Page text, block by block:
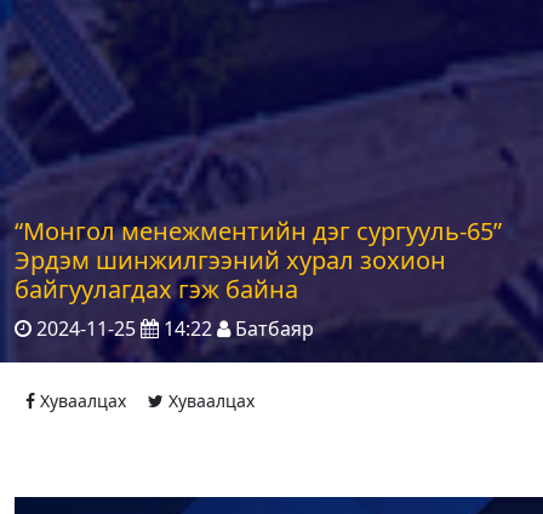
“Монгол менежментийн дэг сургууль-65”
Эрдэм шинжилгээний хурал зохион
байгуулагдах гэж байна
2024-11-25 14:22 Батбаяр
Хуваалцах Хуваалцах